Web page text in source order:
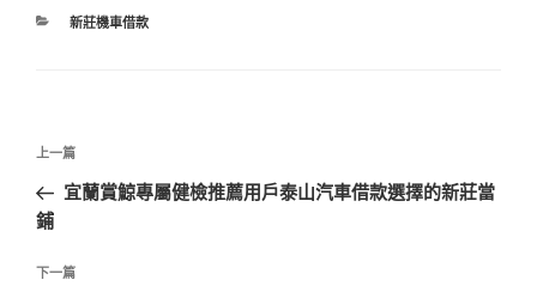
分
新莊機車借款
文
導
覽
上
一
篇
章
上一篇
宜蘭賞鯨專屬健檢推薦用戶泰山汽車借款選擇的新莊當
鋪
下
下一篇